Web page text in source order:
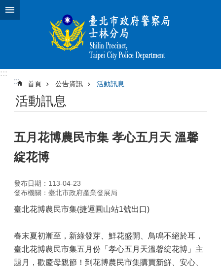
跳到主要內容區塊
:::
:::
首頁 公告資訊 活動訊息
活動訊息
五月花博農民市集 孝心五月天 溫馨
綻花博
發布日期：113-04-23
發布機關：臺北市政府產業發展局
臺北花博農民市集(捷運圓山站1號出口)
春末夏初漸至，新綠發芽、鮮花盛開、鳥鳴不絕於耳，
臺北花博農民市集五月份「孝心五月天溫馨綻花博」主
題月，歡慶母親節！到花博農民市集購買新鮮、安心、